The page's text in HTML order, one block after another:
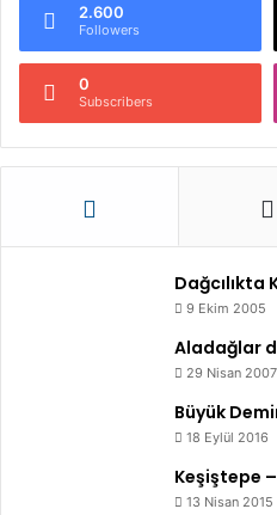
2.600
Followers
0
Subscribers
Dağcılıkta
9 Ekim 2005
Aladağlar
29 Nisan 2007
Büyük
18 Eylül 2016
Keşiştepe
13 Nisan 2015